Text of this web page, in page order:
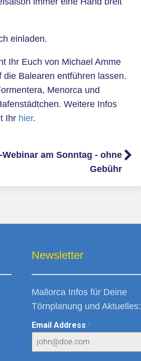
einladen.
Ihr Euch von Michael Amme
die Balearen entführen lassen.
Menorca und
Weitere Infos
Ihr hier.
Webinar am Sonntag - ohne
Gebühr
Newsletter
Mallorca Infos für Deine
Törnplanung und Aktuelles:
Email Address *